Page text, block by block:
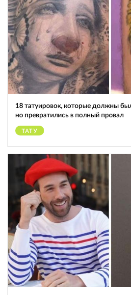
18 татуировок, которые должны
но превратились в полный провал
ТАТУ